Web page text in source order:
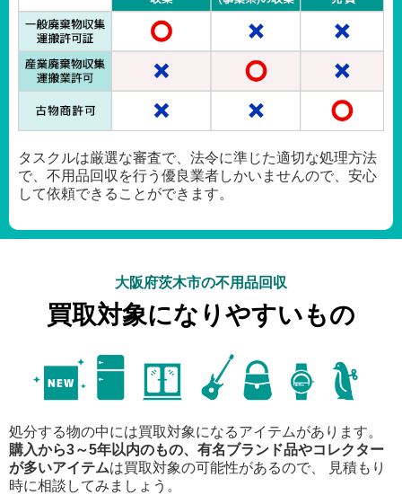
タスクルは厳選な審査で、法令に準じた適切な処理方法
で、不用品回収を行う優良業者しかいませんので、安心
して依頼できることができます。
大阪府茨木市の不用品回収
買取対象になりやすいもの
処分する物の中には買取対象になるアイテムがあります。
購入から3～5年以内のもの、有名ブランド品やコレクター
が多いアイテムは買取対象の可能性があるので、 見積もり
時に相談してみましょう。